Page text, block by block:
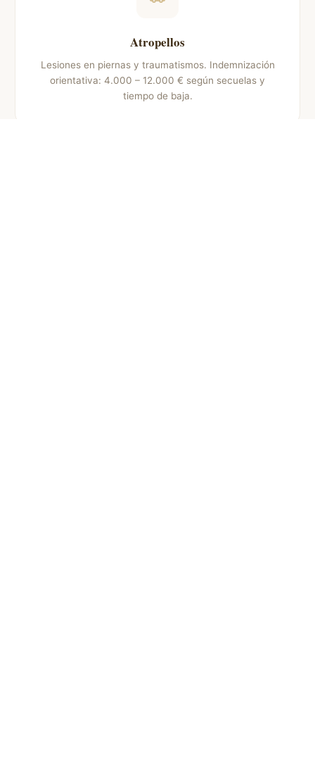
Atropellos
Lesiones en piernas y traumatismos. Indemnización
orientativa: 4.000 – 12.000 € según secuelas y
tiempo de baja.